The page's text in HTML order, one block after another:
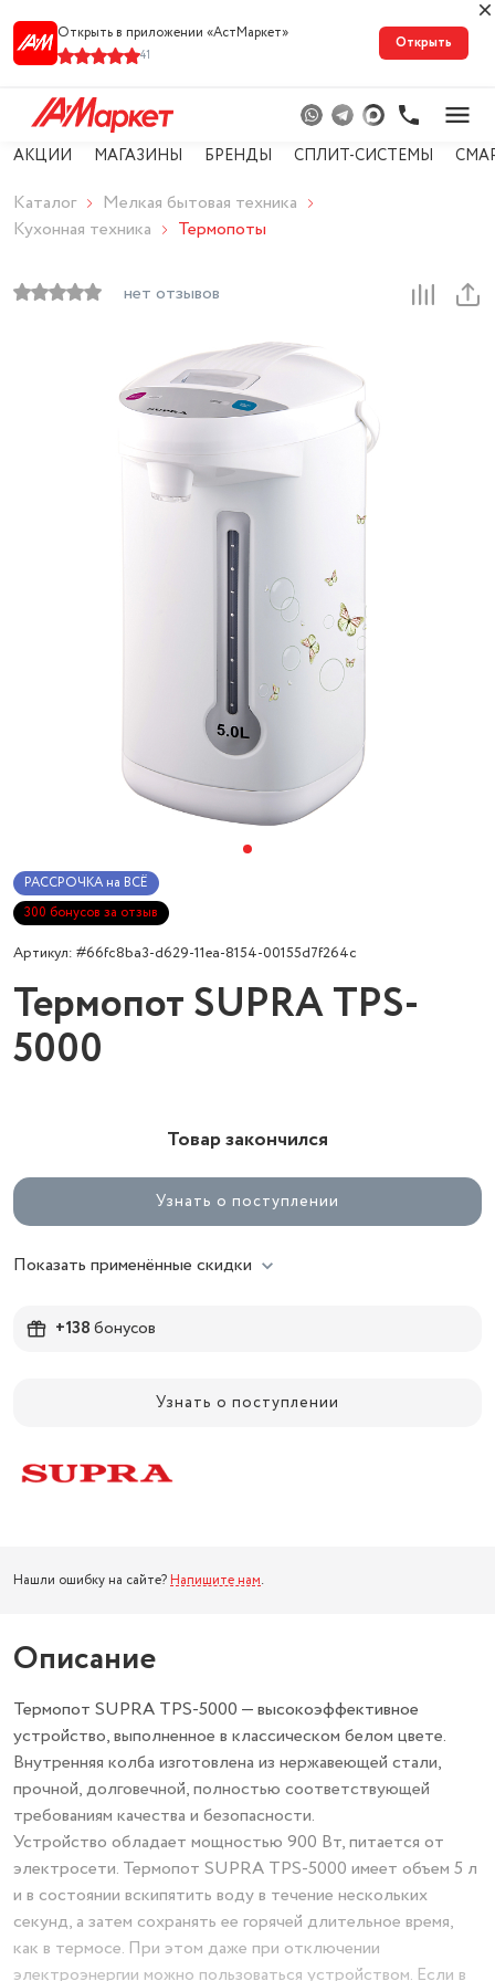
Открыть в приложении «АстМарке‪т‬»
41
Открыть
АКЦИИ МАГАЗИНЫ БРЕНДЫ СПЛИТ-СИСТЕМЫ
Каталог
Мелкая бытовая техника
Кухонная техника
Термопоты
нет отзывов
РАССРОЧКА на ВСЁ
300 бонусов за отзыв
Артикул: #66fc8ba3-d629-11ea-8154-00155d7f264c
Термопот SUPRA TPS-
5000
Товар закончился
Узнать о поступлении
Показать применённые скидки
+138бонусов
Узнать о поступлении
Нашли ошибку на сайте? Напишите нам.
Описание
Термопот SUPRA TPS-5000 — высокоэффективное
устройство, выполненное в классическом белом цвете.
Внутренняя колба изготовлена из нержавеющей стали,
прочной, долговечной, полностью соответствующей
требованиям качества и безопасности.
Устройство обладает мощностью 900 Вт, питается от
электросети. Термопот SUPRA TPS-5000 имеет объем 5 л
и в состоянии вскипятить воду в течение нескольких
секунд, а затем сохранять ее горячей длительное время,
как в термосе. При этом даже при отключении
электроэнергии можно пользоваться устройством. Если в